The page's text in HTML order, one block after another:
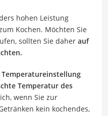
hohen Leistung
Kochen. Möchten Sie
sollten Sie daher auf
Temperatur des
wenn Sie zur
kein kochendes,